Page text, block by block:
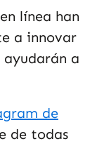
línea han
a innovar
ayudarán a
de
de todas